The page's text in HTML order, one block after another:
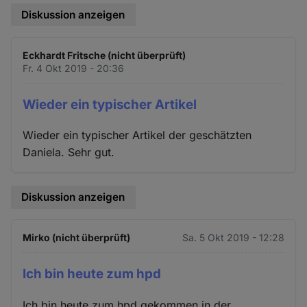
Diskussion anzeigen
Eckhardt Fritsche (nicht überprüft)
Fr. 4 Okt 2019 - 20:36
Wieder ein typischer Artikel
Wieder ein typischer Artikel der geschätzten
Daniela. Sehr gut.
Diskussion anzeigen
Mirko (nicht überprüft) Sa. 5 Okt 2019 - 12:28
Ich bin heute zum hpd